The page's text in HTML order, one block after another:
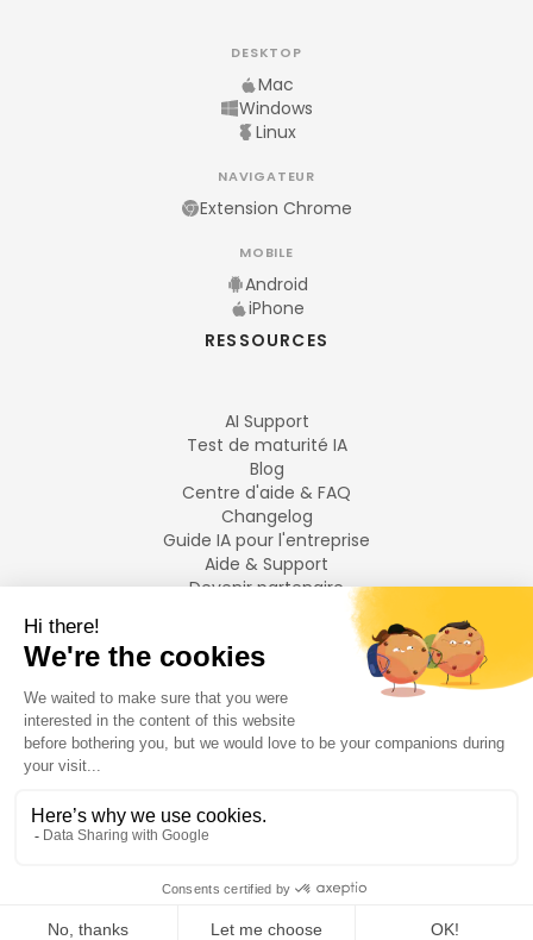
DESKTOP
Mac
Windows
Linux
NAVIGATEUR
Extension Chrome
MOBILE
Android
iPhone
RESSOURCES
AI Support
Test de maturité IA
Blog
Centre d'aide & FAQ
Changelog
Guide IA pour l'entreprise
Aide & Support
Devenir partenaire
LANGUES
Français
English
2026Swiftask. Tous droits réservés.